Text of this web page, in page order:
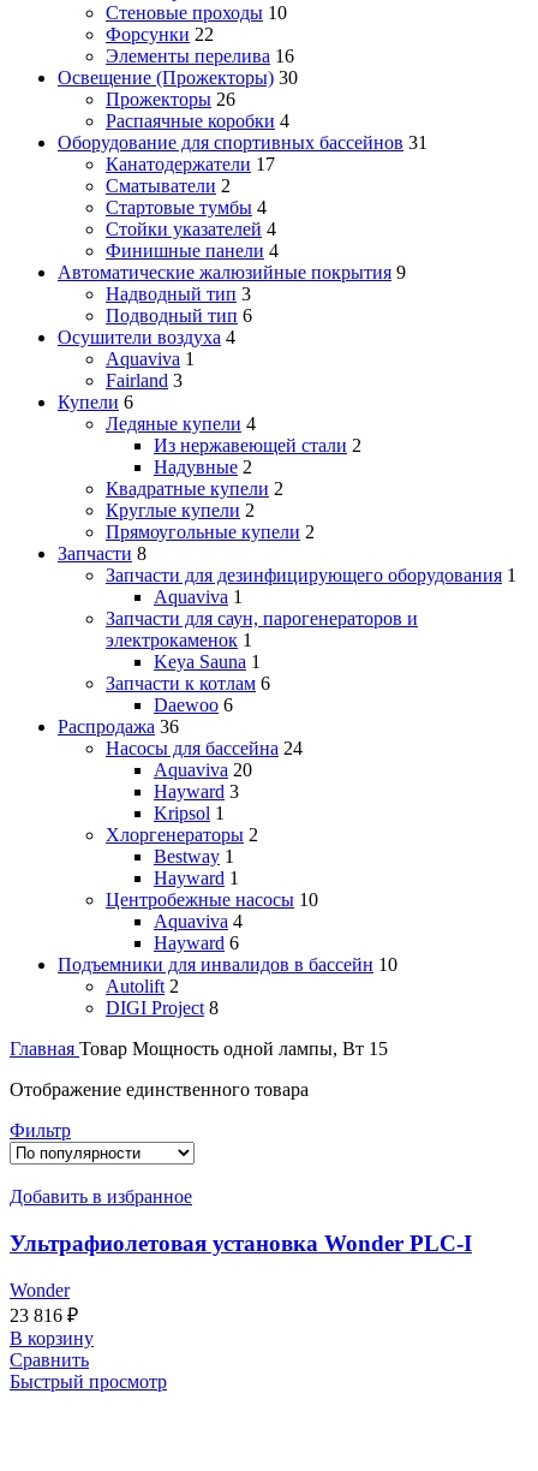
Стеновые проходы 10
Форсунки 22
Элементы перелива 16
Освещение (Прожекторы) 30
Прожекторы 26
Распаячные коробки 4
Оборудование для спортивных бассейнов 31
Канатодержатели 17
Сматыватели 2
Стартовые тумбы 4
Стойки указателей 4
Финишные панели 4
Автоматические жалюзийные покрытия 9
Надводный тип 3
Подводный тип 6
Осушители воздуха 4
Aquaviva 1
Fairland 3
Купели 6
Ледяные купели 4
Из нержавеющей стали 2
Надувные 2
Квадратные купели 2
Круглые купели 2
Прямоугольные купели 2
Запчасти 8
Запчасти для дезинфицирующего оборудования 1
Aquaviva 1
Запчасти для саун, парогенераторов и
электрокаменок 1
Keya Sauna 1
Запчасти к котлам 6
Daewoo 6
Распродажа 36
Насосы для бассейна 24
Aquaviva 20
Hayward 3
Kripsol 1
Хлоргенераторы 2
Bestway 1
Hayward 1
Центробежные насосы 10
Aquaviva 4
Hayward 6
Подъемники для инвалидов в бассейн 10
Autolift 2
DIGI Project 8
Главная Товар Мощность одной лампы, Вт 15
Отображение единственного товара
Фильтр
Добавить в избранное
Ультрафиолетовая установка Wonder PLC-I
Wonder
23 816 ₽
В корзину
Сравнить
Быстрый просмотр